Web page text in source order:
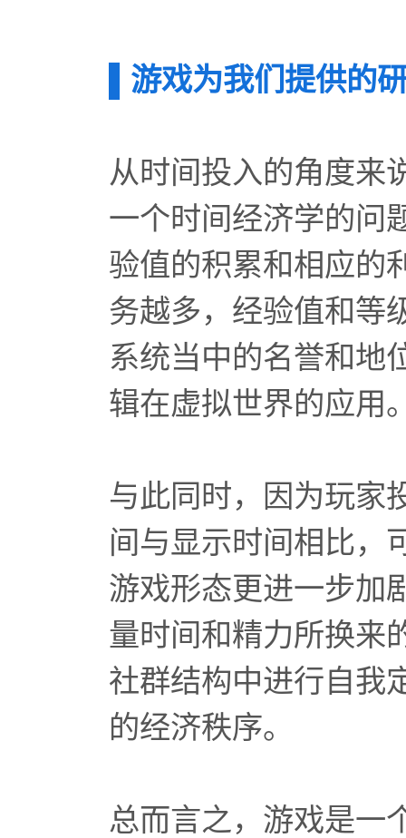
游戏为我们提供的
从时间投入的角度来
一个时间经济学的问
验值的积累和相应的
务越多，经验值和等
系统当中的名誉和地
辑在虚拟世界的应用
与此同时，因为玩家
间与显示时间相比，
游戏形态更进一步加
量时间和精力所换来
社群结构中进行自我
的经济秩序。
总而言之，游戏是一